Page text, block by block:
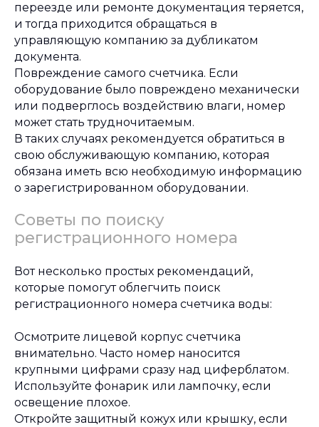
переезде или ремонте документация теряется,
и тогда приходится обращаться в
управляющую компанию за дубликатом
документа.
Повреждение самого счетчика. Если
оборудование было повреждено механически
или подверглось воздействию влаги, номер
может стать трудночитаемым.
В таких случаях рекомендуется обратиться в
свою обслуживающую компанию, которая
обязана иметь всю необходимую информацию
о зарегистрированном оборудовании.
Советы по поиску
регистрационного номера
Вот несколько простых рекомендаций,
которые помогут облегчить поиск
регистрационного номера счетчика воды:
Осмотрите лицевой корпус счетчика
внимательно. Часто номер наносится
крупными цифрами сразу над циферблатом.
Используйте фонарик или лампочку, если
освещение плохое.
Откройте защитный кожух или крышку, если